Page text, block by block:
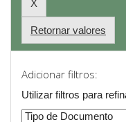
Retornar valores
Adicionar filtros:
Utilizar filtros para